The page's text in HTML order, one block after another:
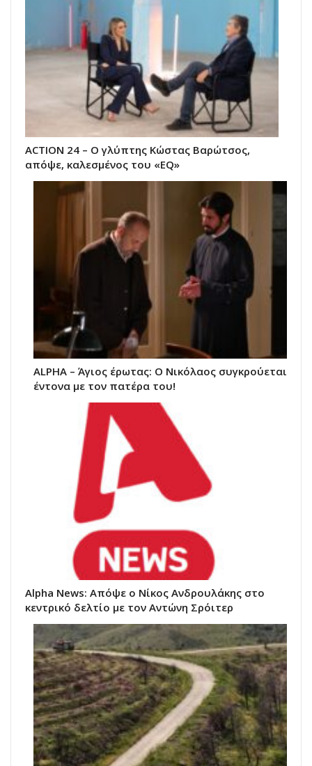
ACTION 24 – Ο γλύπτης Κώστας Βαρώτσος,
απόψε, καλεσμένος του «EQ»
ALPHA – Άγιος έρωτας: Ο Νικόλαος συγκρούεται
έντονα με τον πατέρα του!
Alpha News: Απόψε ο Νίκος Ανδρουλάκης στο
κεντρικό δελτίο με τον Αντώνη Σρόιτερ